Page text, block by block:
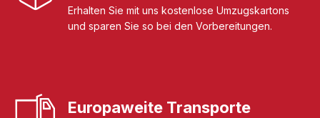
Erhalten Sie mit uns kostenlose Umzugskartons
und sparen Sie so bei den Vorbereitungen.
Europaweite Transporte